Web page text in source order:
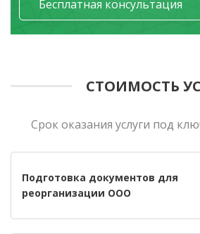
Бесплатная консультация
СТОИМОСТЬ
Cрок оказания услуги под
Подготовка документов для
реорганизации ООО